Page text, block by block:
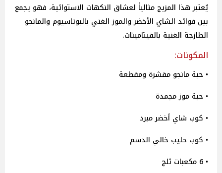
يُعتبر هذا المزيج مثالياً لعشاق النكهات الاستوائية، فهو يجمع
بين فوائد الشاي الأخضر والموز الغني بالبوتاسيوم والمانجو
الطازجة الغنية بالفيتامينات.
المكونات:
• حبة مانجو مقشرة ومقطعة
• حبة موز مجمدة
• كوب شاي أخضر مبرد
• كوب حليب خالي الدسم
• 6 مكعبات ثلج